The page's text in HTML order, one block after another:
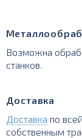
Возможна
станков.
Доставка
Доставка по
собственным